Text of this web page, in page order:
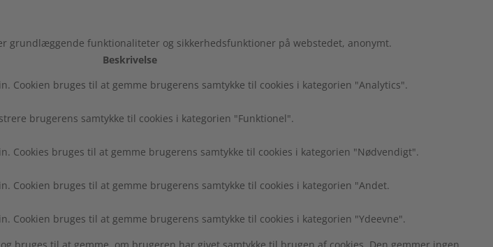
grundlæggende funktionaliteter og sikkerhedsfunktioner på webstedet, anonymt.
Beskrivelse
Cookien bruges til at gemme brugerens samtykke til cookies i kategorien "Analytics".
brugerens samtykke til cookies i kategorien "Funktionel".
Cookies bruges til at gemme brugerens samtykke til cookies i kategorien "Nødvendigt".
Cookien bruges til at gemme brugerens samtykke til cookies i kategorien "Andet.
Cookien bruges til at gemme brugerens samtykke til cookies i kategorien "Ydeevne".
bruges til at gemme, om brugeren har givet samtykke til brugen af cookies. Den gemmer ingen